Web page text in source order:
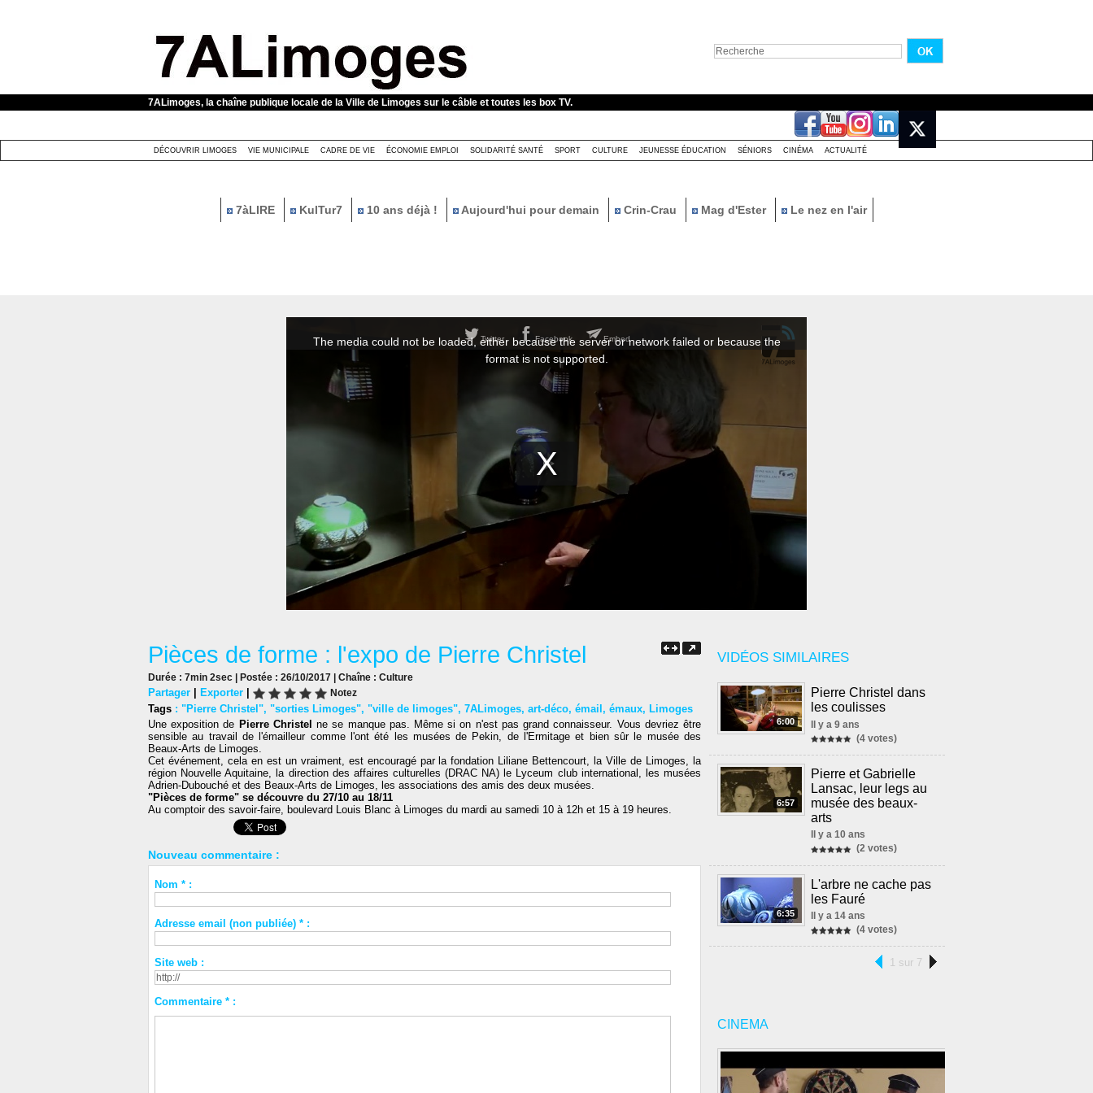
7ALimoges, la chaîne publique locale de la Ville de Limoges sur le câble et toutes les box TV.
DÉCOUVRIR LIMOGES VIE MUNICIPALE CADRE DE VIE ÉCONOMIE EMPLOI SOLIDARITÉ SANTÉ SPORT CULTURE JEUNESSE ÉDUCATION SÉNIORS CINÉMA ACTUALITÉ
7àLIRE KulTur7 10 ans déjà ! Aujourd'hui pour demain Crin-Crau Mag d'Ester Le nez en l'air
VIDÉOS SIMILAIRES
6:00
Pierre Christel dans
les coulisses
Il y a 9 ans
(4 votes)
6:57
Pierre et Gabrielle
Lansac, leur legs au
musée des beaux-
arts
Il y a 10 ans
(2 votes)
6:35
L'arbre ne cache pas
les Fauré
Il y a 14 ans
(4 votes)
1 sur 7
CINEMA
Pièces de forme : l'expo de Pierre Christel
Durée : 7min 2sec | Postée : 26/10/2017 | Chaîne : Culture
Partager | Exporter | Notez
Tags : "Pierre Christel", "sorties Limoges", "ville de limoges", 7ALimoges, art-déco, émail , émaux, Limoges
Une exposition de Pierre Christelne se manque pas. Même si on n'est pas grand connaisseur. Vous devriez être
sensible au travail de l'émailleur comme l'ont été les musées de Pekin, de l'Ermitage et bien sûr le musée des
Beaux-Arts de Limoges.
Cet événement, cela en est un vraiment, est encouragé par la fondation Liliane Bettencourt, la Ville de Limoges, la
région Nouvelle Aquitaine, la direction des affaires culturelles (DRAC NA) le Lyceum club international, les musées
Adrien-Dubouché et des Beaux-Arts de Limoges, les associations des amis des deux musées.
"Pièces de forme" se découvre du 27/10 au 18/11
Au comptoir des savoir-faire, boulevard Louis Blanc à Limoges du mardi au samedi 10 à 12h et 15 à 19 heures.
Nouveau commentaire :
Nom * :
Adresse email (non publiée) * :
Site web :
Commentaire * :